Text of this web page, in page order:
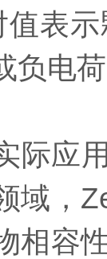
值表
负电
应用
域，
相容